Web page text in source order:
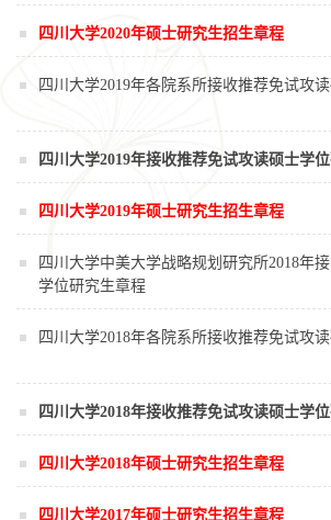
四川大学2020年硕士研究生招生章程
四川大学2019年各院系所接收推荐免试攻
四川大学2019年接收推荐免试攻读硕士学
四川大学2019年硕士研究生招生章程
四川大学中美大学战略规划研究所2018年
学位研究生章程
四川大学2018年各院系所接收推荐免试攻
四川大学2018年接收推荐免试攻读硕士学
四川大学2018年硕士研究生招生章程
四川大学2017年硕士研究生招生章程